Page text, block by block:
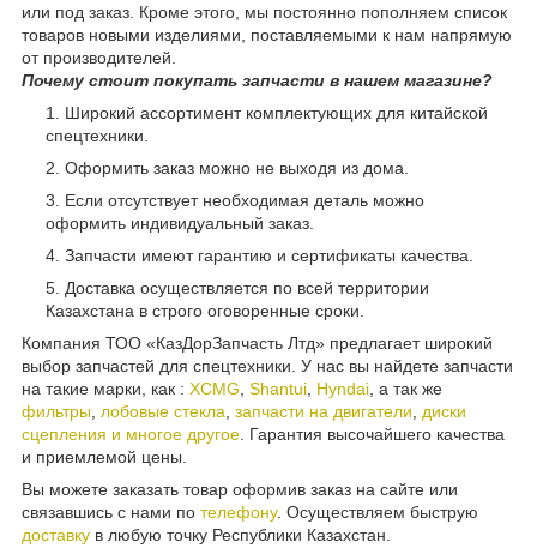
или под заказ. Кроме этого, мы постоянно пополняем список
товаров новыми изделиями, поставляемыми к нам напрямую
от производителей.
Почему стоит покупать запчасти в нашем магазине?
Широкий ассортимент комплектующих для китайской
спецтехники.
Оформить заказ можно не выходя из дома.
Если отсутствует необходимая деталь можно
оформить индивидуальный заказ.
Запчасти имеют гарантию и сертификаты качества.
Доставка осуществляется по всей территории
Казахстана в строго оговоренные сроки.
Компания ТОО «КазДорЗапчасть Лтд» предлагает широкий
выбор запчастей для спецтехники. У нас вы найдете запчасти
на такие марки, как : XCMG Shantui Hyndai , а так же
фильтры лобовые стекла запчасти на двигатели
диски
сцепления и многое другое . Гарантия высочайшего качества
и приемлемой цены.
Вы можете заказать товар оформив заказ на сайте или
связавшись с нами по телефону. Осуществляем быструю
доставку в любую точку Республики Казахстан.